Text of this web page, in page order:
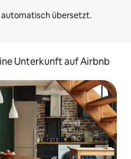
Unterkunft auf Airbnb